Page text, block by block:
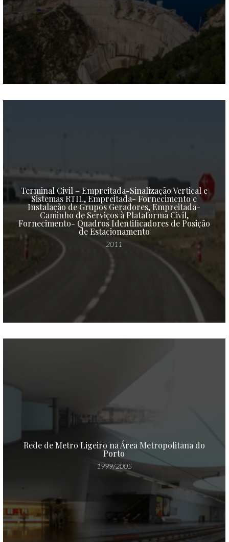
Terminal Civil – Empreitada-Sinalização Vertical e
Sistemas RTIL, Empreitada- Fornecimento e
Instalação de Grupos Geradores, Empreitada-
Caminho de Serviços à Plataforma Civil,
Fornecimento- Quadros Identificadores de Posição
de Estacionamento
2011
Rede de Metro Ligeiro na Área Metropolitana do
Porto
1999/2005